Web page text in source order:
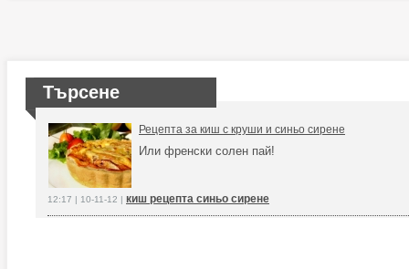
Търсене
Рецепта за киш с круши и синьо сирене
Или френски солен пай!
12:17 | 10-11-12 | киш рецепта синьо сирене